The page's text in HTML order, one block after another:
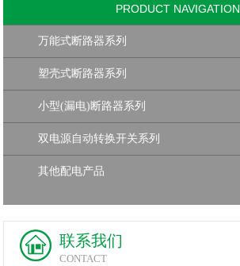
PRODUCT NAVIGATION
万能式断路器系列
塑壳式断路器系列
小型(漏电)断路器系列
双电源自动转换开关系列
其他配电产品
联系我们
CONTACT